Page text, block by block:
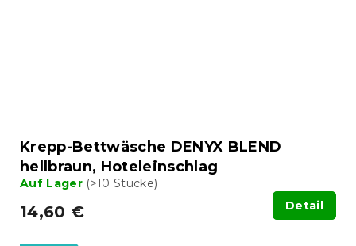
Krepp-Bettwäsche DENYX BLEND
hellbraun, Hoteleinschlag
Auf Lager (>10 Stücke)
14,60 € Detail